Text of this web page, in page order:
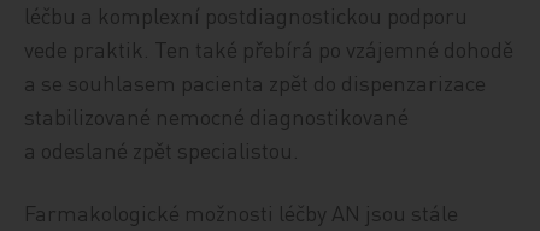
léčbu a komplexní postdiagnostickou podporu
vede praktik. Ten také přebírá po vzájemné dohodě
a se souhlasem pacienta zpět do dispenzarizace
stabilizované nemocné diagnostikované
a odeslané zpět specialistou.
Farmakologické možnosti léčby AN jsou stále